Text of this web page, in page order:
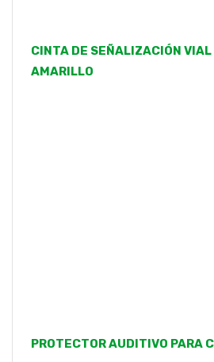
CINTA DE SEÑALIZACIÓN VIAL
AMARILLO
PROTECTOR AUDITIVO PARA